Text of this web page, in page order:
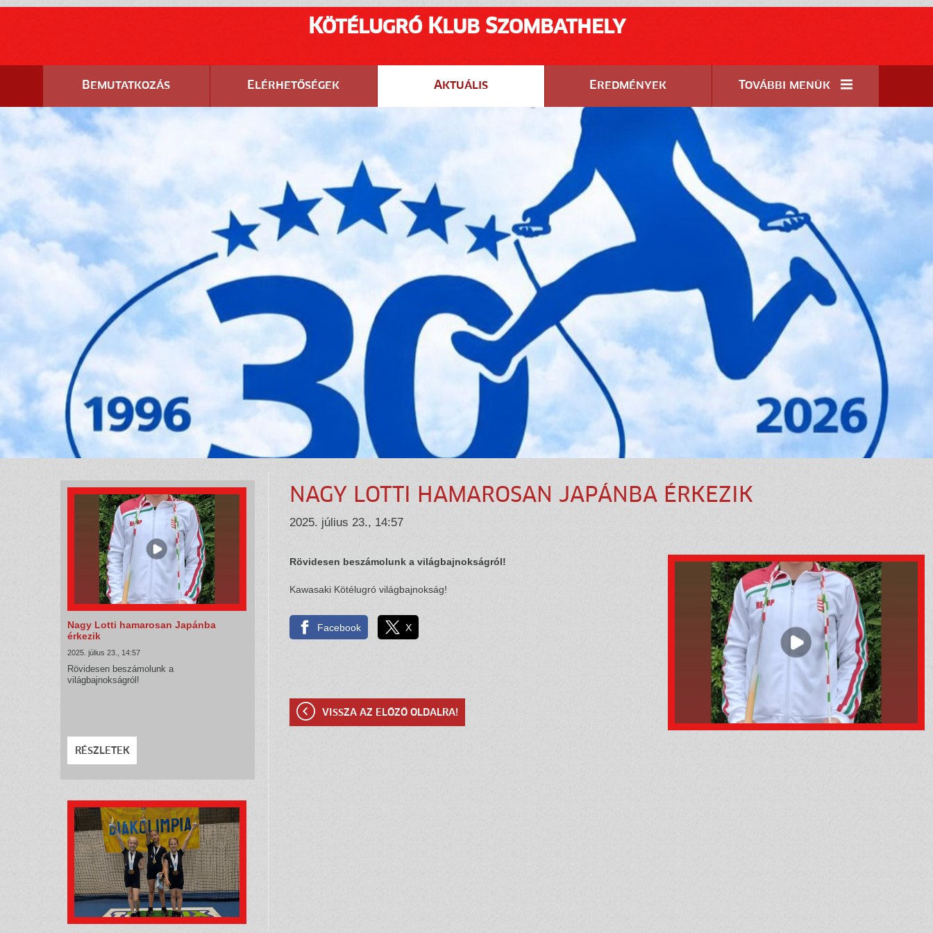
Kötélugró Klub Szombathely
Bemutatkozás Elérhetőségek Aktuális Eredmények További menük
Kínába utaztak versenyzőink
Laura, Baumgartner Luca, Halmosi Dézi,
RÉSZLETEK
Nagy Lotti a világ 3.legjobb
ugrókötelese
2025. augusztus 03., 09:20
Kiválóan szerepelt versenyzőnk Japánban.
Egy VB margójára Nagy Lotti 17 éves
ugróköteles lány. 2025-ben megnyerte a
felnőtt magyar bajnokságot. Jogot
RÉSZLETEK
Nagy Lotti hamarosan Japánba
érkezik
2025. július 23., 14:57
Rövidesen beszámolunk a
világbajnokságról!
RÉSZLETEK
NAGY LOTTI HAMAROSAN JAPÁNBA ÉRKEZIK
2025. július 23., 14:57
Rövidesen beszámolunk a világbajnokságról!
Kawasaki Kötélugró világbajnokság!
Facebook X
VISSZA AZ ELŐZŐ OLDALRA!